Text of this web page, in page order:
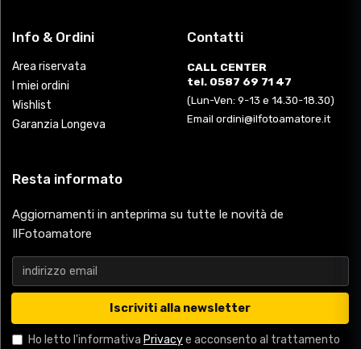
Info & Ordini
Area riservata
I miei ordini
Wishlist
Garanzia Longeva
Contatti
CALL CENTER
tel. 0587 69 71 47
(Lun-Ven: 9-13 e 14.30-18.30)
Email ordini@ilfotoamatore.it
Resta informato
Aggiornamenti in anteprima su tutte le novità de
IlFotoamatore
Iscriviti alla newsletter
Ho letto l'informativa Privacye acconsento al trattamento